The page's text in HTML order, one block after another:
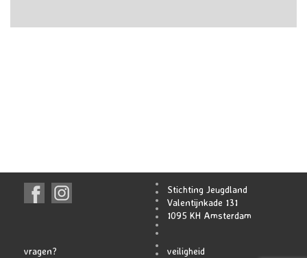
Stichting Jeugdland
Valentijnkade 131
1095 KH Amsterdam
vragen? veiligheid